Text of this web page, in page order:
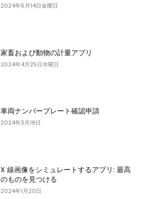
2024年6月14日金曜日
家畜および動物の計量アプリ
2024年4月25日水曜日
車両ナンバープレート確認申請
2024年3月18日
X 線画像をシミュレートするアプリ: 最高
のものを見つける
2024年1月20日